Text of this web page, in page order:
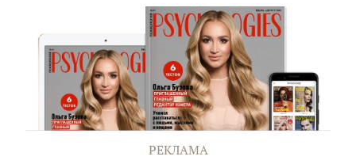
РЕКЛАМА